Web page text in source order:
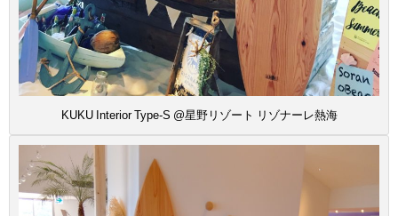
KUKU Interior Type-S @星野リゾート リゾナーレ熱海